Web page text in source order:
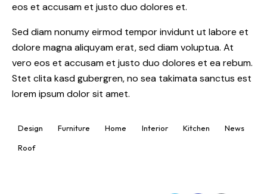
eos et accusam et justo duo dolores et.
Sed diam nonumy eirmod tempor invidunt ut labore et
dolore magna aliquyam erat, sed diam voluptua. At
vero eos et accusam et justo duo dolores et ea rebum.
Stet clita kasd gubergren, no sea takimata sanctus est
lorem ipsum dolor sit amet.
Design Furniture Home Interior Kitchen News
Roof